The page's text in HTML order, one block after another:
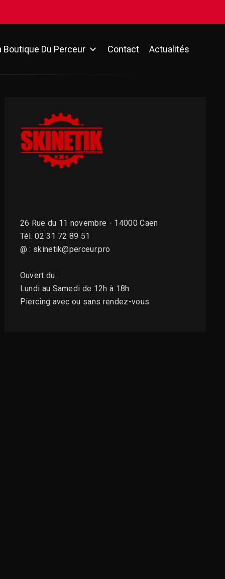
Boutique Du Perceur Contact Actualités
26 Rue du 11 novembre - 14000 Caen
Tél. 02 31 72 89 51
@ : skinetik@perceur.pro
Ouvert du :
Lundi au Samedi de 12h à 18h
Piercing avec ou sans rendez-vous